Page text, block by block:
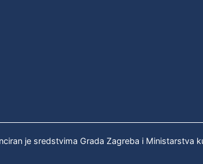
je sredstvima Grada Zagreba i Ministarstva